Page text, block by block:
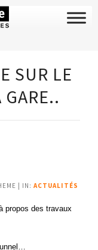
SUR LE
| IN: ACTUALITÉS
propos des travaux